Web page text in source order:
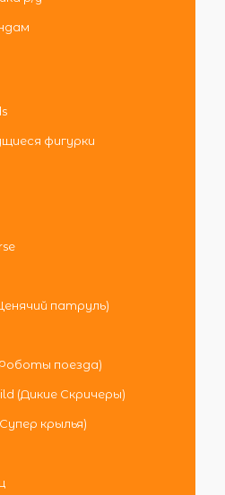
фигурки
патруль)
поезда)
(Дикие Скричеры)
крылья)